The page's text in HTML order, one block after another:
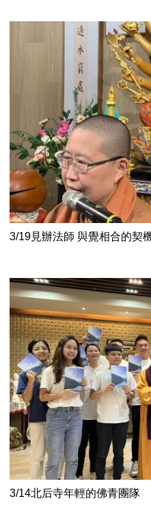
3/19見辦法師 與覺相合的契
3/14北后寺年輕的佛青團隊